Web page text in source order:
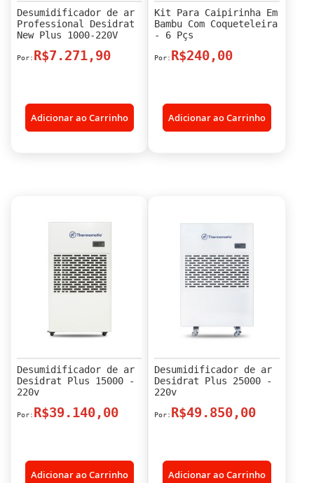
Desumidificador de ar
Professional Desidrat
New Plus 1000-220V
R$7.271,90
Adicionar ao Carrinho
Kit Para Caipirinha Em
Bambu Com Coqueteleira
- 6 Pçs
R$240,00
Adicionar ao Carrinho
Desumidificador de ar
Desidrat Plus 15000 -
220v
R$39.140,00
Adicionar ao Carrinho
Desumidificador de ar
Desidrat Plus 25000 -
220v
R$49.850,00
Adicionar ao Carrinho